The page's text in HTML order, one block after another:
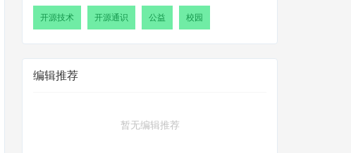
开源技术 开源通识 公益 校园
编辑推荐
暂无编辑推荐